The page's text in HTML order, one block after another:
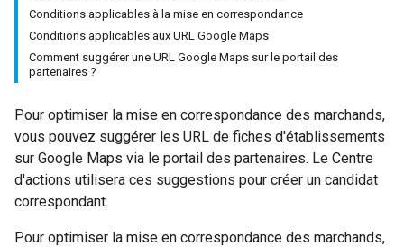
Conditions applicables à la mise en correspondance
Conditions applicables aux URL Google Maps
Comment suggérer une URL Google Maps sur le portail des
partenaires ?
Pour optimiser la mise en correspondance des marchands,
vous pouvez suggérer les URL de fiches d'établissements
sur Google Maps via le portail des partenaires. Le Centre
d'actions utilisera ces suggestions pour créer un candidat
correspondant.
Pour optimiser la mise en correspondance des marchands,